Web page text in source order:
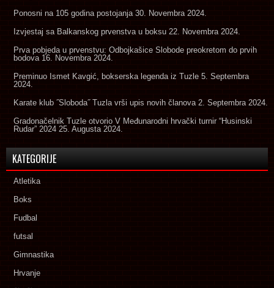
Ponosni na 105 godina postojanja 30. Novembra 2024.
Izvjestaj sa Balkanskog prvenstva u boksu 22. Novembra 2024.
Prva pobjeda u prvenstvu: Odbojkašice Slobode preokretom do prvih
bodova 16. Novembra 2024.
Preminuo Ismet Kavgić, bokserska legenda iz Tuzle 5. Septembra
2024.
Karate klub ˝Sloboda˝ Tuzla vrši upis novih članova 2. Septembra 2024.
Gradonačelnik Tuzle otvorio V Međunarodni hrvački turnir “Husinski
Rudar” 2024 25. Augusta 2024.
KATEGORIJE
Atletika
Boks
Fudbal
futsal
Gimnastika
Hrvanje